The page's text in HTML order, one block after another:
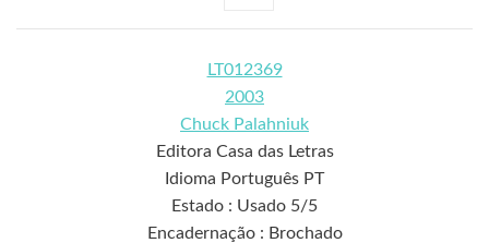
LT012369
2003
Chuck Palahniuk
Editora Casa das Letras
Idioma Português PT
Estado : Usado 5/5
Encadernação : Brochado